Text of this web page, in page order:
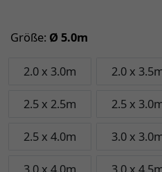
Größe: Ø 5.0m
2.0 x 3.0m 2.0 x
2.5 x 2.5m 2.5 x
2.5 x 4.0m 3.0 x